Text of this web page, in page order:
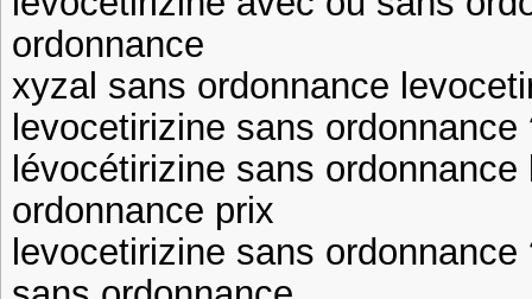
ordonnance
xyzal sans ordonnance
levocetirizine sans
lévocétirizine sans
ordonnance prix
levocetirizine sans